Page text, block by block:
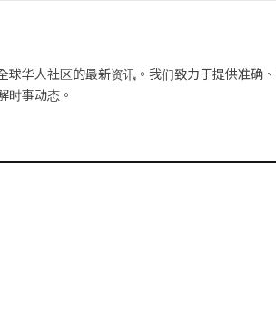
球华人社区的最新资讯。我们致力于提供准确
时事动态。